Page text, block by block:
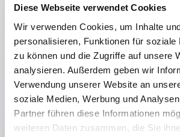
Diese Webseite verwendet Cookies
Wir verwenden Cookies, um Inhalte
personalisieren, Funktionen für soziale
zu können und die Zugriffe auf unsere
analysieren. Außerdem geben wir
Verwendung unserer Website an
soziale Medien, Werbung und
Partner führen diese Informationen
weiteren Daten zusammen, die Sie
Der Typ mit Löchern ermöglicht
ø22-Steuereinheit
Es ist auch ein Typ ohne Löcher
Größe und Anordnung der
werden können
Der Typ ohne Löcher kann mit